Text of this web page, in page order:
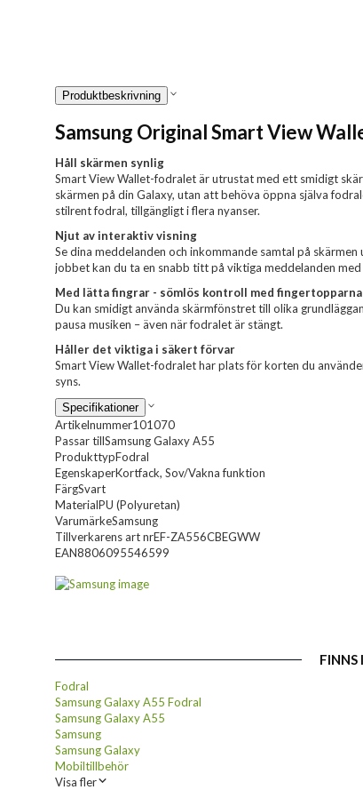
Produktbeskrivning
Samsung Original Smart View
Håll skärmen synlig
Smart View Wallet-fodralet är utrustat med ett smidigt
skärmen på din Galaxy, utan att behöva öppna själva
stilrent fodral, tillgängligt i flera nyanser.
Njut av interaktiv visning
Se dina meddelanden och inkommande samtal på
jobbet kan du ta en snabb titt på viktiga meddelanden med
Med lätta fingrar - sömlös kontroll med fingertopparna
Du kan smidigt använda skärmfönstret till olika
pausa musiken – även när fodralet är stängt.
Håller det viktiga i säkert förvar
Smart View Wallet-fodralet har plats för korten du
syns.
Specifikationer
Artikelnummer101070
Passar tillSamsung Galaxy A55
ProdukttypFodral
EgenskaperKortfack, Sov/Vakna funktion
FärgSvart
MaterialPU (Polyuretan)
VarumärkeSamsung
Tillverkarens art nrEF-ZA556CBEGWW
EAN8806095546599
FINNS I
Fodral
Samsung Galaxy A55 Fodral
Samsung Galaxy A55
Samsung
Samsung Galaxy
Mobiltillbehör
Visa fler